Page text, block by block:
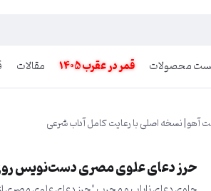
محصولات قمر در عقرب 1405 مقالات
| نسخه اصلی با رعایت کامل آداب شرعی
حرز دعای علوی مصری دست‌نویس